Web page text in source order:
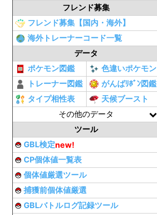
フレンド募集
フレンド募集【国内・海外】
海外トレーナーコード一覧
データ
ポケモン図鑑
色違いポケモン
トレーナー図鑑
がんばﾘﾎﾞﾝ図鑑
タイプ相性表
天候ブースト
その他のデータ
ツール
GBL検定new!
CP個体値一覧表
個体値厳選ツール
捕獲前個体値厳選
GBLバトルログ記録ツール